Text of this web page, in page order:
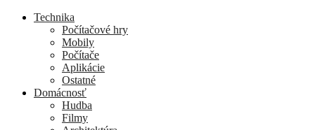
Technika
Počítačové hry
Mobily
Počítače
Aplikácie
Ostatné
Domácnosť
Hudba
Filmy